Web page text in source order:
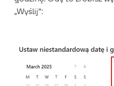
„Wyślij”: